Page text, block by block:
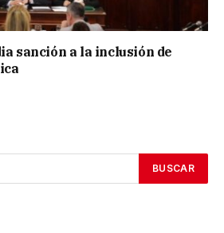
sanción a la inclusión de